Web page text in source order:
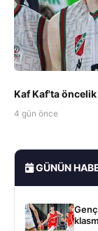
Kaf Kaf'ta
4 gün önce
GÜNÜN